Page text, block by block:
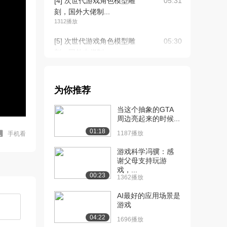
手机看
刻，国外大佬制...
1312播放
[5] 次世代游戏角色模型雕
05:30
刻，国外大佬制...
[7] 次世代游戏角色模型雕
刻，国外大佬制...
06:25
[8] 次世代游戏角色模型雕
刻，国外大佬制...
06:07
[9] 次世代游戏角色模型雕
刻，国外大佬制...
1290播放
为你推荐
01:18
当这个抽象的GTA
周边亮起来的时候...
1187播放
00:23
游戏科学冯骥：感
谢父母支持玩游
戏，...
1362播放
04:22
AI最好的应用场景是
游戏
1696播放